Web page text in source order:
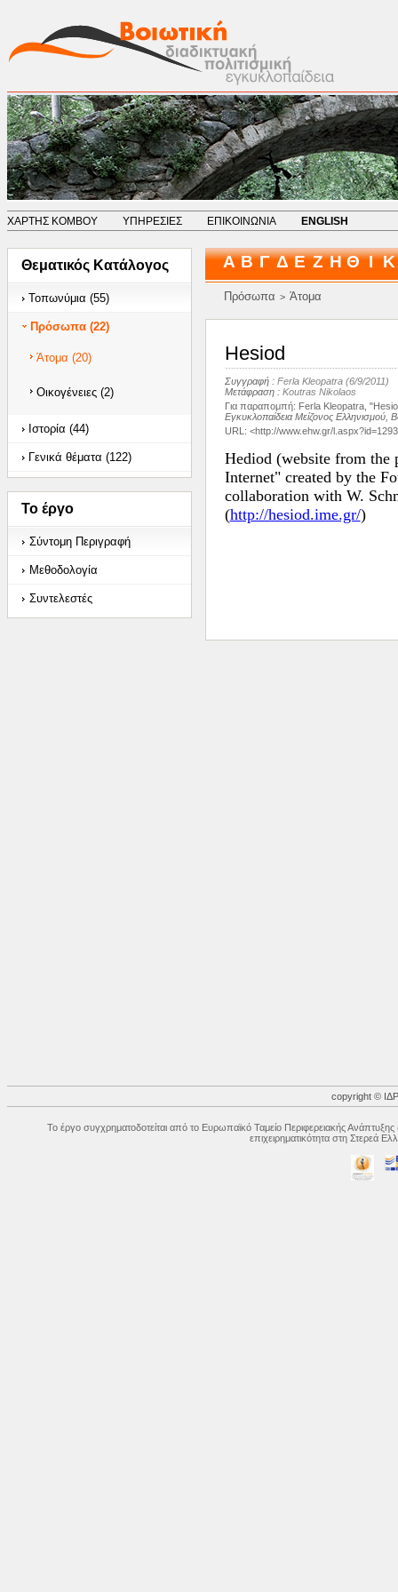
ΧΑΡΤΗΣ ΚΟΜΒΟΥ ΥΠΗΡΕΣΙΕΣ ΕΠΙΚΟΙΝΩΝΙΑ ENGLISH
Θεματικός Κατάλογος
Τοπωνύμια (55)
Πρόσωπα (22)
Άτομα (20)
Οικογένειες (2)
Ιστορία (44)
Γενικά θέματα (122)
Το έργο
Σύντομη Περιγραφή
Μεθοδολογία
Συντελεστές
Α Β Γ Δ Ε Ζ Η Θ Ι Κ
Πρόσωπα > Άτομα
Hesiod
Συγγραφή : Ferla Kleopatra (6/9/2011)
Μετάφραση : Koutras Nikolaos
Για παραπομπή: Ferla Kleopatra,
Εγκυκλοπαίδεια Μείζονος Ελληνισμού,
URL: <http://www.ehw.gr/
Hediod (website from
Internet" created by the
collaboration with W.
(http://hesiod.ime.gr/)
copyright ©
Το έργο συγχρηματοδοτείται από το Ευρωπαϊκό Ταμείο Περιφερειακής
επιχειρηματικότητα στη Στερεά